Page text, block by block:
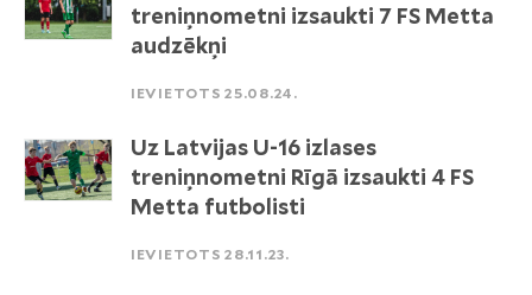
treniņnometni izsaukti 7 FS Metta
audzēkņi
IEVIETOTS 25.08.24.
Uz Latvijas U-16 izlases
treniņnometni Rīgā izsaukti 4 FS
Metta futbolisti
IEVIETOTS 28.11.23.